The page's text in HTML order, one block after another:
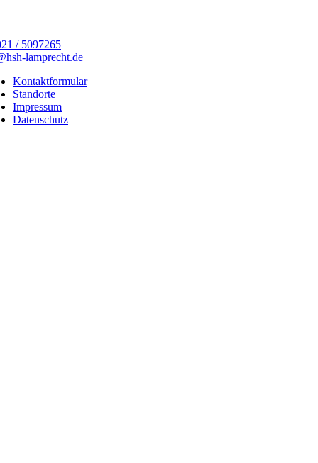
/ 5097265
lamprecht.de
Kontaktformular
Standorte
Impressum
Datenschutz